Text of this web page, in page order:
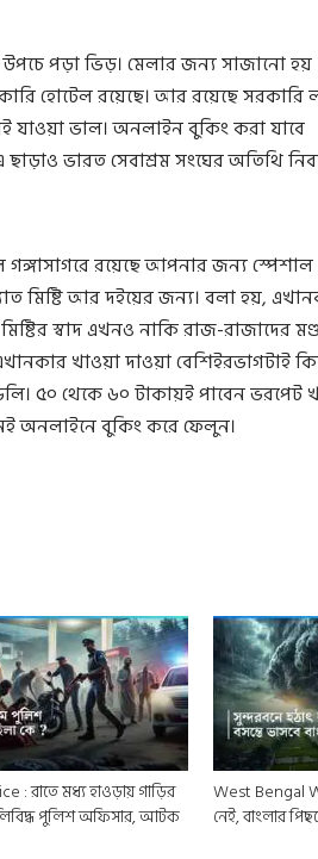
উপচে পড়া ভিড়। মেলার জন্য সাজানো হয়
হোটেল রয়েছে। আর রয়েছে সরকারি
যাওয়া ভাল। অনলাইন বুকিং করা যাবে
ভারত সেবাশ্রম সংঘের অতিথি
গঙ্গাসাগরে রয়েছে আপনার জন্য স্পেশাল
মিষ্টি আর দইয়ের জন্য। বলা হয়,
স্বাদ এখনও নাকি রাজ-রাজাদের
খাওয়া দাওয়া বেশিইরভাগটাই
৫০ থেকে ৬০ টাকায়ই পাবেন ভরপেট
অনলাইনে বুকিং করে ফেলুন।
: রাতে মধ্য হাওড়ায় গাড়ির
পুলিশ অফিসার, আটক
West Bengal
নেই, বাংলার